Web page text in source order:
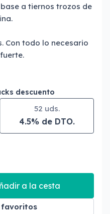
a tiernos trozos de
Con todo lo necesario
descuento
52 uds.
4.5% de DTO.
a la cesta
favoritos